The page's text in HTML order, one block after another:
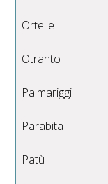
Ortelle
Otranto
Palmariggi
Parabita
Patù